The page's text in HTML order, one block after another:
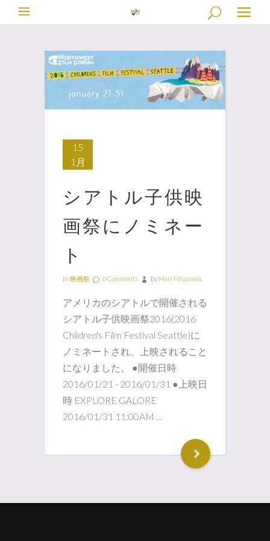
15
1月
シアトル子供映
画祭にノミネー
ト
in 映画祭 0 Comments by Mari Miyazawa
アメリカのシアトルで開催される
シアトル子供映画祭2016(2016
Children's Film Festival Seattle)に
ノミネートされ、上映されること
になりました。 ●開催日時
2016/01/21 - 2016/01/31 ●上映日
時 EXPLORE GALORE
2016/01/31 11:00AM ...